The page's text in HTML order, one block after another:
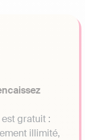
gratuit :
illimité,